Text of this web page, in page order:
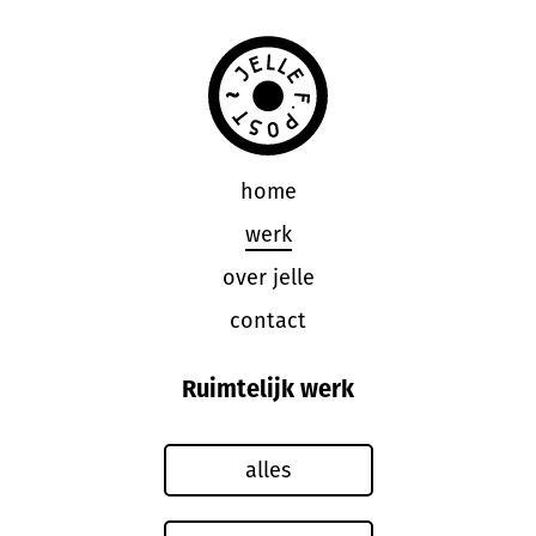
home
werk
over jelle
contact
Ruimtelijk werk
alles